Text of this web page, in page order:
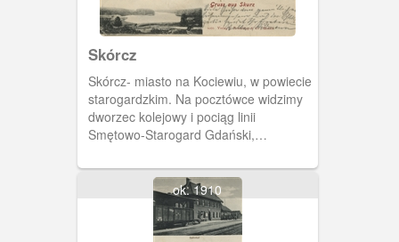
Skórcz
Skórcz- miasto na Kociewiu, w powiecie
starogardzkim. Na pocztówce widzimy
dworzec kolejowy i pociąg linii
Smętowo-Starogard Gdański,
ok. 1910